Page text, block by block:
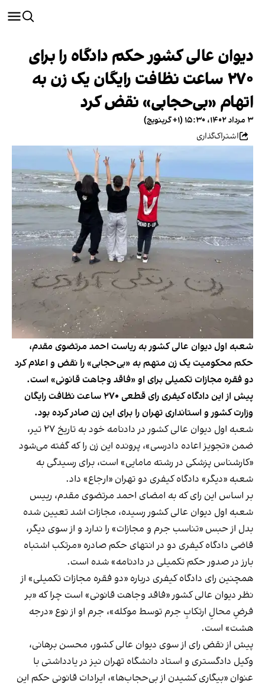
دیوان عالی کشور حکم دادگاه را برای
۲۷۰ ساعت نظافت رایگان یک زن به
اتهام «بی‌حجابی» نقض کرد
۳ مرداد ۱۴۰۲، ۱۵:۳۰ (‎+۱ گرینویچ)
اشتراک‌گذاری
شعبه اول دیوان عالی کشور به ریاست احمد مرتضوی مقدم،
حکم محکومیت یک زن متهم به «بی‌حجابی» را نقض و اعلام کرد
دو فقره مجازات تکمیلی برای او «فاقد وجاهت قانونی» است.
پیش از این دادگاه کیفری رای قطعی ۲۷۰ ساعت نظافت رایگان
وزارت کشور و استانداری تهران را برای این زن صادر کرده بود.
شعبه اول دیوان عالی کشور در دادنامه خود به تاریخ ۲۷ تیر،
ضمن «تجویز اعاده دادرسی»، پرونده این زن را که گفته می‌شود
«کارشناس پزشکی در رشته مامایی» است، برای رسیدگی به
شعبه «دیگر» دادگاه کیفری دو تهران «ارجاع» داد.
بر اساس این رای که به امضای احمد مرتضوی مقدم، رییس
شعبه اول دیوان عالی کشور رسیده، مجازات اشد تعیین شده
بدل از حبس «تناسب جرم و مجازات» را ندارد و از سوی دیگر،
قاضی دادگاه کیفری دو در انتهای حکم صادره «مرتکب اشتباه
بارز در صدور حکم تکمیلی در دادنامه» شده است.
همچنین رای دادگاه کیفری درباره «دو فقره مجازات تکمیلی» از
نظر دیوان عالی کشور «فاقد وجاهت قانونی» است چرا که «بر
فرضِ محالِ ارتکابِ جرم توسط موکله»، جرم او از نوع «درجه
هشت» است.
پیش از نقض رای از سوی دیوان عالی کشور، محسن برهانی،
وکیل دادگستری و استاد دانشگاه تهران نیز در یادداشتی با
عنوان «بیگاری کشیدن از بی‌حجاب‌ها»، ایرادات قانونی حکم این